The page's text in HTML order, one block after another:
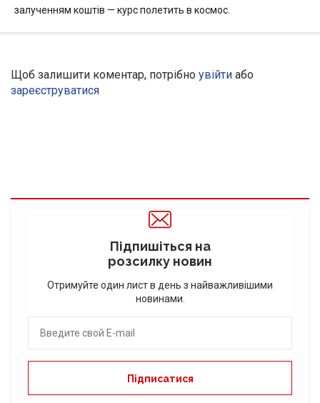
залученням коштів — курс полетить в космос.
Щоб залишити коментар, потрібно увійти або
зареєструватися
Підпишіться на
розсилку новин
Отримуйте один лист в день з найважливішими
новинами.